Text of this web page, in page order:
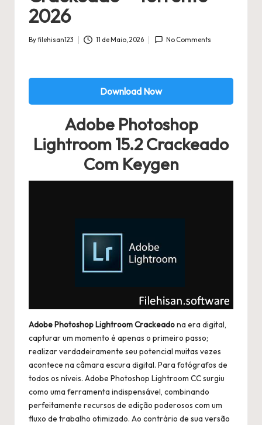
2026
Posted
Byfilehisan123 11 de Maio, 2026 No Comments
Download Now
Adobe Photoshop
Lightroom 15.2 Crackeado
Com Keygen
Adobe Photoshop Lightroom Crackeadona era digital,
capturar um momento é apenas o primeiro passo;
realizar verdadeiramente seu potencial muitas vezes
acontece na câmara escura digital. Para fotógrafos de
todos os níveis. Adobe Photoshop Lightroom CC surgiu
como uma ferramenta indispensável, combinando
perfeitamente recursos de edição poderosos com um
fluxo de trabalho otimizado. Ao contrário de sua versão